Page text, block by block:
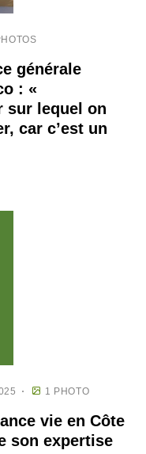
générale
: «
sur lequel on
car c’est un
1 PHOTO
vie en Côte
son expertise